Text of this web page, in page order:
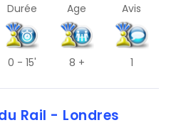
Durée
0 - 15'
Age
8 +
Avis
1
Rail - Londres